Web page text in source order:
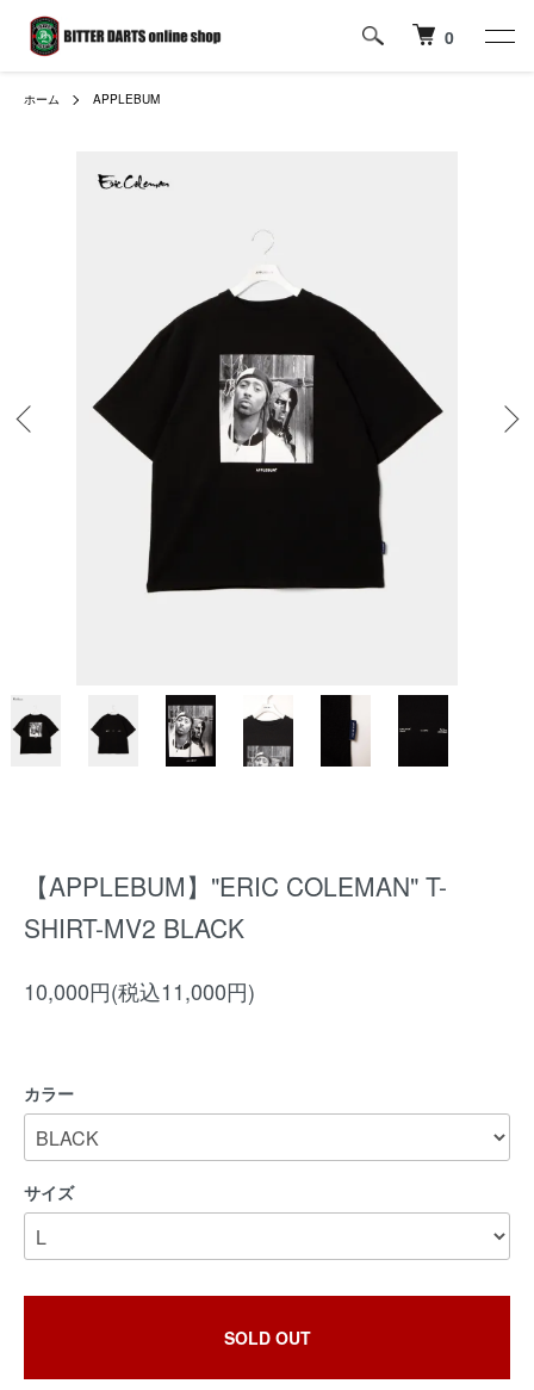
0
ホーム APPLEBUM
【APPLEBUM】"ERIC COLEMAN" T-
SHIRT-MV2 BLACK
10,000円(税込11,000円)
カラー
サイズ
SOLD OUT